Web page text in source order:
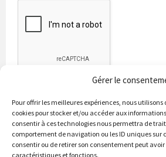
Gérer le
Pour offrir les meilleures expériences, nous
cookies pour stocker et/ou accéder aux
consentir à ces technologies nous permettra de
comportement de navigation ou les ID uniques sur
consentir ou de retirer son consentement peut
caractéristiques et fonctions.